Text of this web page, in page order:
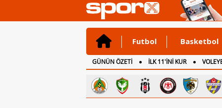
Futbol Basketbol
GÜNÜN ÖZETİ İLK 11'İNİ KUR
CANLI ANLATIM
İNGİLTERE